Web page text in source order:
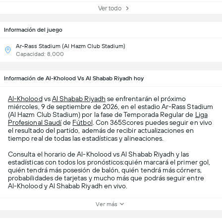
Información del juego
Ar-Rass Stadium (Al Hazm Club Stadium)
Capacidad: 8,000
Ver todo
Información de Al-Kholood Vs Al Shabab Riyadh hoy
Al-KholoodvsAl Shabab Riyadh se enfrentarán el próximo
miércoles, 9 de septiembre de 2026, en el estadio Ar-Rass Stadium
(Al Hazm Club Stadium) por la fase de Temporada Regular de Liga
Profesional Saudíde Fútbol . Con 365Scores puedes seguir en vivo
el resultado del partido, además de recibir actualizaciones en
tiempo real de todas las estadísticas y alineaciones.
Consulta el horario de Al-Kholood vs Al Shabab Riyadh y las
estadísticas con todos los pronósticos:quién marcará el primer gol,
quién tendrá más posesión de balón, quién tendrá más córners,
probabilidades de tarjetas y mucho más que podrás seguir entre
Al-Kholood y Al Shabab Riyadh en vivo.
Ver más